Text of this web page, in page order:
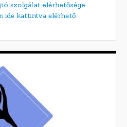
szolgálat elérhetősége
ide kattintva elérhető.